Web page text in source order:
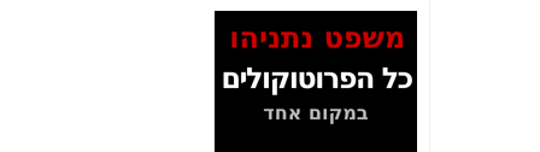
המסמכים בנושא בזק-
Yes (תיק 4000)
לאיש הלא נכון! -כאן
עובדות ומסמכים